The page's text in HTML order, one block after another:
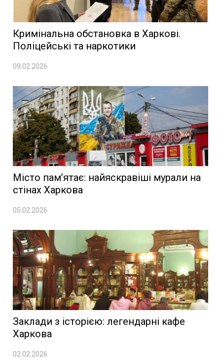
Кримінальна обстановка в Харкові.
Поліцейські та наркотики
09.02.2026
Місто пам’ятає: найяскравіші мурали на
стінах Харкова
05.02.2026
Заклади з історією: легендарні кафе
Харкова
02.02.2026